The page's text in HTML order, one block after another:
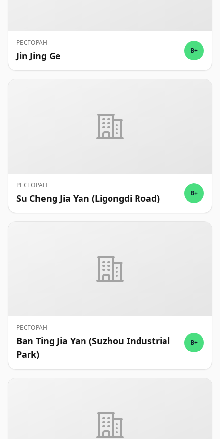
РЕСТОРАН
Jin Jing Ge B+
РЕСТОРАН
Su Cheng Jia Yan (Ligongdi Road) B+
РЕСТОРАН
Ban Ting Jia Yan (Suzhou Industrial
Park)
B+